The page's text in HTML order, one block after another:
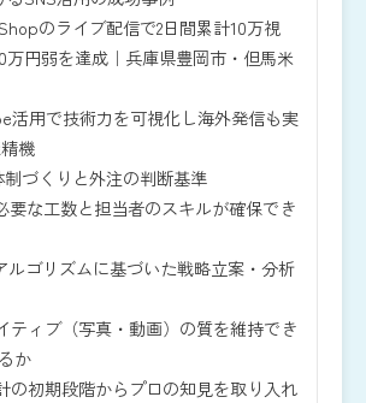
のライブ配信で2日間累計10万視
万円弱を達成｜兵庫県豊岡市・但馬米
活用で技術力を可視化し海外発信も実
機
制づくりと外注の判断基準
要な工数と担当者のスキルが確保でき
ルゴリズムに基づいた戦略立案・分析
ティブ（写真・動画）の質を維持でき
か
の初期段階からプロの知見を取り入れ